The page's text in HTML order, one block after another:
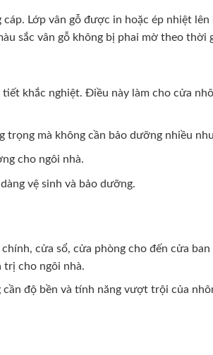
Lớp vân gỗ được in hoặc ép nhiệt
sắc vân gỗ không bị phai mờ theo thời
khắc nghiệt. Điều này làm cho cửa
trọng mà không cần bảo dưỡng nhiều
cho ngôi nhà.
vệ sinh và bảo dưỡng.
cửa sổ, cửa phòng cho đến cửa
trị cho ngôi nhà.
độ bền và tính năng vượt trội của